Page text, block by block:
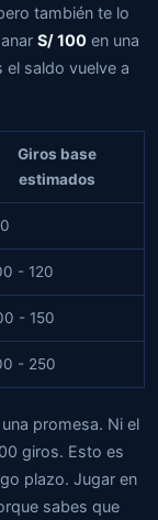
también te lo
S/ 100 en una
saldo vuelve a
Giros base
estimados
- 120
- 150
- 250
promesa. Ni el
giros. Esto es
plazo. Jugar en
sabes que